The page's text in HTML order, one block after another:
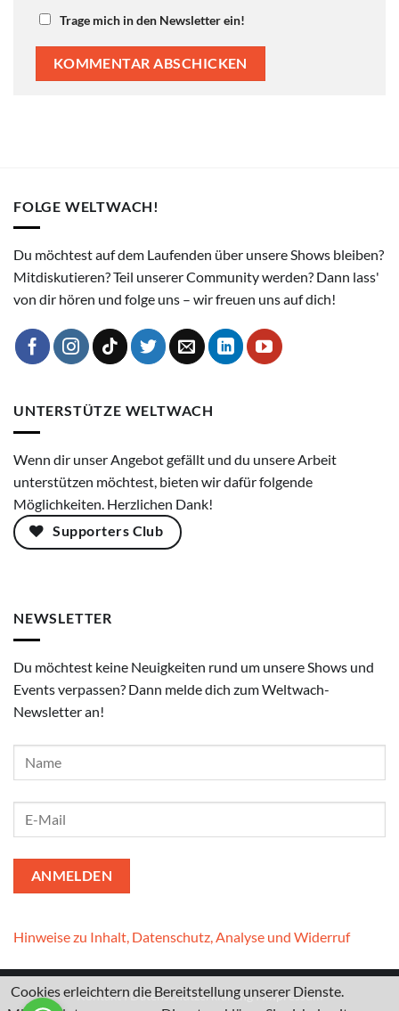
Trage mich in den Newsletter ein!
FOLGE WELTWACH!
Du möchtest auf dem Laufenden über unsere Shows bleiben?
Mitdiskutieren? Teil unserer Community werden? Dann lass'
von dir hören und folge uns – wir freuen uns auf dich!
UNTERSTÜTZE WELTWACH
Wenn dir unser Angebot gefällt und du unsere Arbeit
unterstützen möchtest, bieten wir dafür folgende
Möglichkeiten. Herzlichen Dank!
Supporters Club
NEWSLETTER
Du möchtest keine Neuigkeiten rund um unsere Shows und
Events verpassen? Dann melde dich zum Weltwach-
Newsletter an!
Hinweise zu Inhalt, Datenschutz, Analyse und Widerruf
KontaktI DatenschutzerklärungIImpressum
Cookies erleichtern die Bereitstellung unserer Dienste.